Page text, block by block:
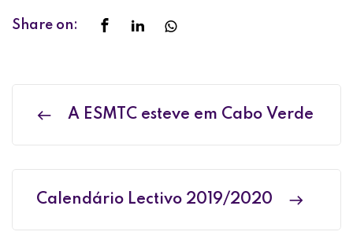
Share on:
A ESMTC esteve em Cabo Verde
Calendário Lectivo 2019/2020